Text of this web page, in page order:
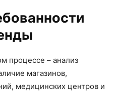
процессе – анализ
магазинов,
медицинских центров и